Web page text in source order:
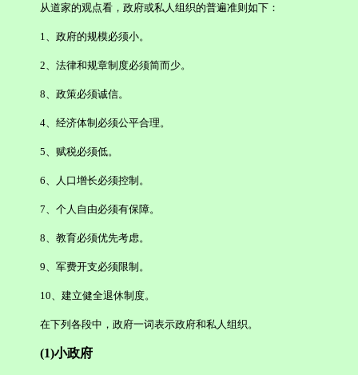
从道家的观点看，政府或私人组织的普遍准则如下：
1 、政府的规模必须小。
2 、法律和规章制度必须简而少。
8 、政策必须诚信。
4 、经济体制必须公平合理。
5 、赋税必须低。
6 、人口增长必须控制。
7 、个人自由必须有保障。
8 、教育必须优先考虑。
9 、军费开支必须限制。
10 、建立健全退休制度。
在下列各段中，政府一词表示政府和私人组织。
(1)小政府